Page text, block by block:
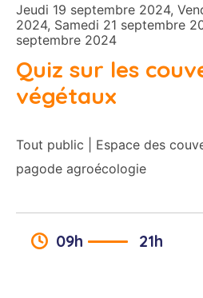
Jeudi 19 septembre 2024,
2024, Samedi 21 septembre
septembre 2024
Quiz sur les
végétaux
Tout public | Espace des
pagode agroécologie
09h 21h